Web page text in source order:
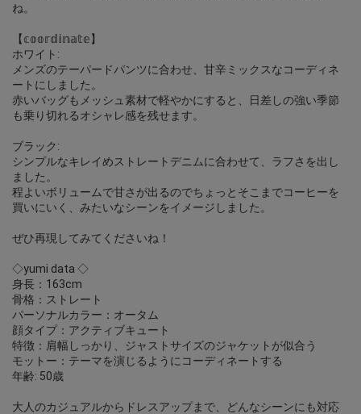
ね。
【𝕔𝕠𝕠𝕣𝕕𝕚𝕟𝕒𝕥𝕖】
ホワイト:
メンズのテーパードパンツに合わせ、甘辛ミックスなコーディネ
ートにしました。
赤いバッグもメッシュ素材で軽やかにすると、日差しの強い季節
も乗り切れるオシャレ感を残せます。
ブラック:
シンプルなキレイめストレートデニムに合わせて、ラフさを出し
ました。
程よいボリュームで甘さが出るのでちょっとそこまでコーヒーを
買いにいく、みたいなシーンをイメージしました。
ぜひ再現してみてくださいね！
◇yumi data ◇
身長：163cm
骨格：ストレート
パーソナルカラー：オータム
顔タイプ：アクティブキュート
特徴：肩幅しっかり、ジャストサイズのジャケットが似合う
モットー：テーマを演じるようにコーディネートする
年齢: 50歳
大人のカジュアルからドレスアップまで、どんなシーンにも対応